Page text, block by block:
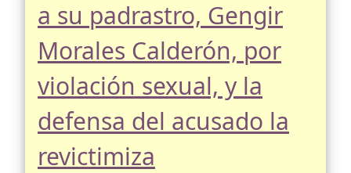
a su padrastro, Gengir
Morales Calderón, por
violación sexual, y la
defensa del acusado la
revictimiza